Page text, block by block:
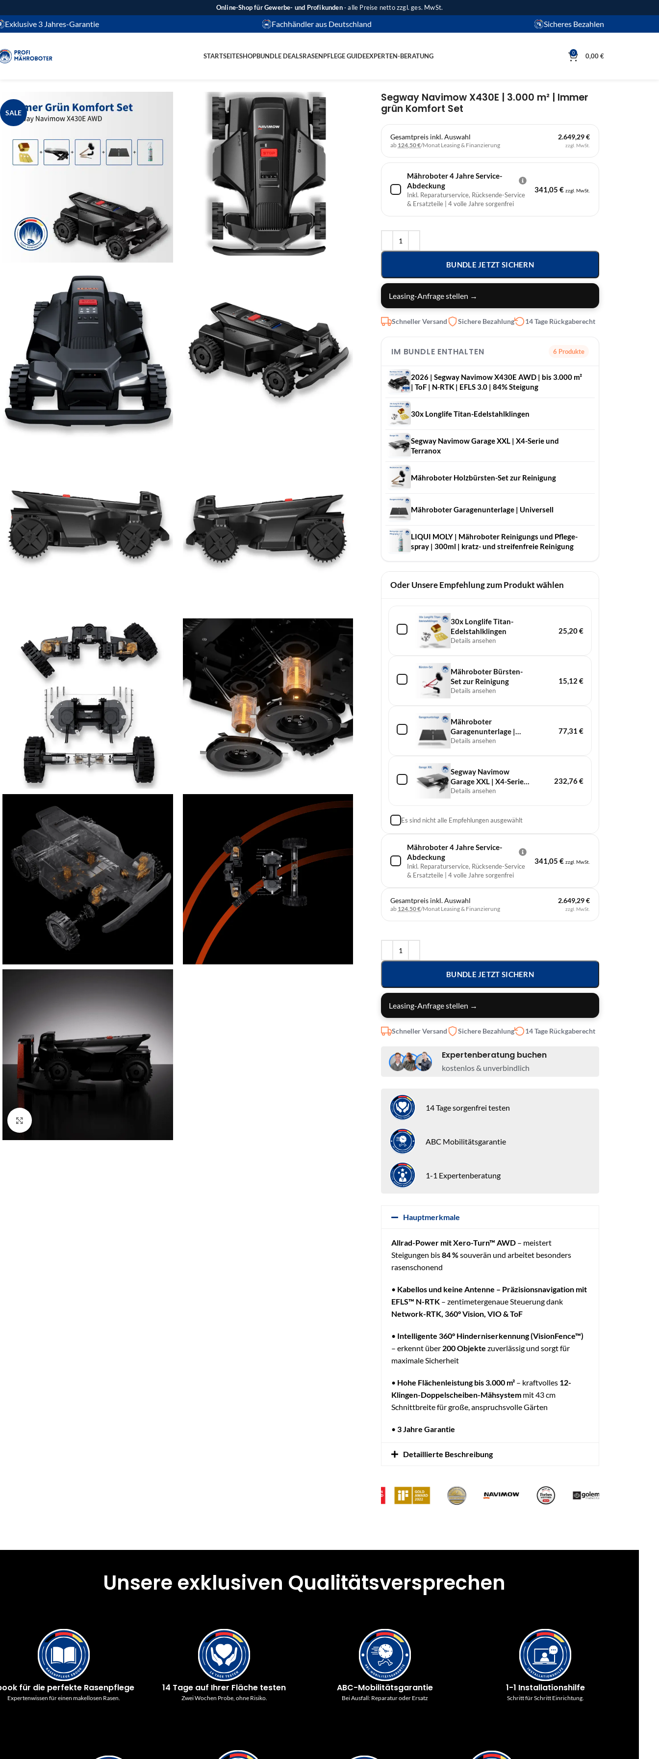
Online-Shop für Gewerbe- und Profikunden· alle Preise netto zzgl. ges. MwSt.
Exklusive 3 Jahres-Garantie Fachhändler aus Deutschland Sicheres Bezahlen
STARTSEITESHOPBUNDLE DEALSRASENPFLEGE GUIDEEXPERTEN-BERATUNG 0 0,00€
SALE
Segway Navimow X430E | 3.000 m² | Immer
grün Komfort Set
Gesamtpreis inkl. Auswahl
ab 124,50 €/Monat Leasing & Finanzierung
2.649,29 €
zzgl. MwSt.
Mähroboter 4 Jahre Service-
Abdeckung
Inkl. Reparaturservice, Rücksende-Service
& Ersatzteile | 4 volle Jahre sorgenfrei
341,05 € zzgl. MwSt.
BUNDLE JETZT SICHERN
Leasing-Anfrage stellen →
Schneller Versand Sichere Bezahlung 14 Tage Rückgaberecht
IM BUNDLE ENTHALTEN 6 Produkte
2026 | Segway Navimow X430E AWD | bis 3.000 m²
| ToF | N-RTK | EFLS 3.0 | 84% Steigung
30x Longlife Titan-Edelstahlklingen
Segway Navimow Garage XXL | X4-Serie und
Terranox
Mähroboter Holzbürsten-Set zur Reinigung
Mähroboter Garagenunterlage | Universell
LIQUI MOLY | Mähro­boter Reini­gungs und Pfle­ge­
spray | 300ml | kratz- und streifenfreie Reinigung
Oder Unsere Empfehlung zum Produkt wählen
30x Longlife Titan-
Edelstahlklingen
Details ansehen
25,20€
Mähroboter Bürsten-
Set zur Reinigung
Details ansehen
15,12 €
Mähroboter
Garagenunterlage |
Universell
Details ansehen
77,31 €
Segway Navimow
Garage XXL | X4-Serie
und Terranox
Details ansehen
232,76€
Es sind nicht alle Empfehlungen ausgewählt
Mähroboter 4 Jahre Service-
Abdeckung
Inkl. Reparaturservice, Rücksende-Service
& Ersatzteile | 4 volle Jahre sorgenfrei
341,05 € zzgl. MwSt.
Gesamtpreis inkl. Auswahl
ab 124,50 €/Monat Leasing & Finanzierung
2.649,29 €
zzgl. MwSt.
BUNDLE JETZT SICHERN
Leasing-Anfrage stellen →
Schneller Versand Sichere Bezahlung 14 Tage Rückgaberecht
Expertenberatung buchen
kostenlos & unverbindlich
14 Tage sorgenfrei testen
ABC Mobilitätsgarantie
1-1 Expertenberatung
Hauptmerkmale
Allrad-Power mit Xero-Turn™ AWD – meistert
Steigungen bis84 %souverän und arbeitet besonders
rasenschonend
• Kabellos und keine Antenne – Präzisionsnavigation mit
EFLS™ N-RTK – zentimetergenaue Steuerung dank
Network-RTK, 360° Vision, VIO & ToF
• Intelligente 360° Hinderniserkennung (VisionFence™)
– erkennt über 200 Objekte zuverlässig und sorgt für
maximale Sicherheit
• Hohe Flächenleistung bis 3.000 m² – kraftvolles 12-
Klingen-Doppelscheiben-Mähsystem mit 43 cm
Schnittbreite für große, anspruchsvolle Gärten
•3 Jahre Garantie
Detaillierte Beschreibung
Unsere exklusiven Qualitätsversprechen
für die perfekte Rasenpflege
Expertenwissen für einen makellosen Rasen.
14 Tage auf Ihrer Fläche testen
Zwei Wochen Probe, ohne Risiko.
ABC-Mobilitätsgarantie
Bei Ausfall: Reparatur oder Ersatz
1-1 Installationshilfe
Schritt für Schritt Einrichtung.